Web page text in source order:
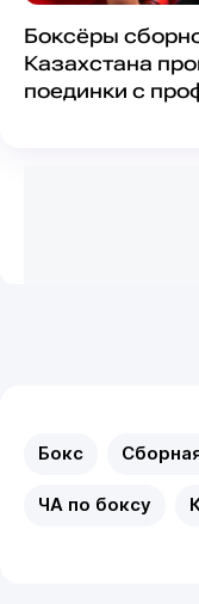
Боксёры
Казахстана
поединки с
Бокс
ЧА по боксу